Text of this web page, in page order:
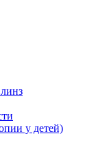
у детей)